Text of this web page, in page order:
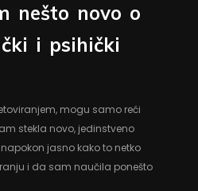
nešto novo o
i psihički
mogu samo reći
stekla novo, jedinstveno
jasno kako to netko
i da sam naučila ponešto